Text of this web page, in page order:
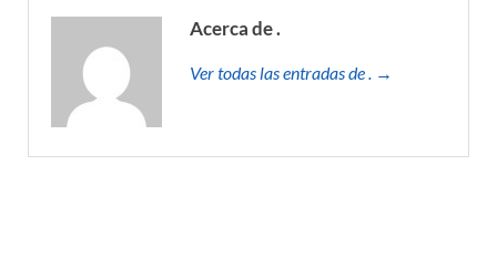
Acerca de .
Ver todas las entradas de . →